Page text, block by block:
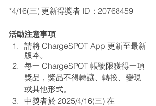
*4/16(三) 更新得獎者 ID： 20768459
活動注意事項
請將 ChargeSPOT App 更新至最新
版本。
每一 ChargeSPOT 帳號限獲得一項
獎品，獎品不得轉讓、轉換、變現
或其他形式。
中獎者於 2025/4/16(三) 在